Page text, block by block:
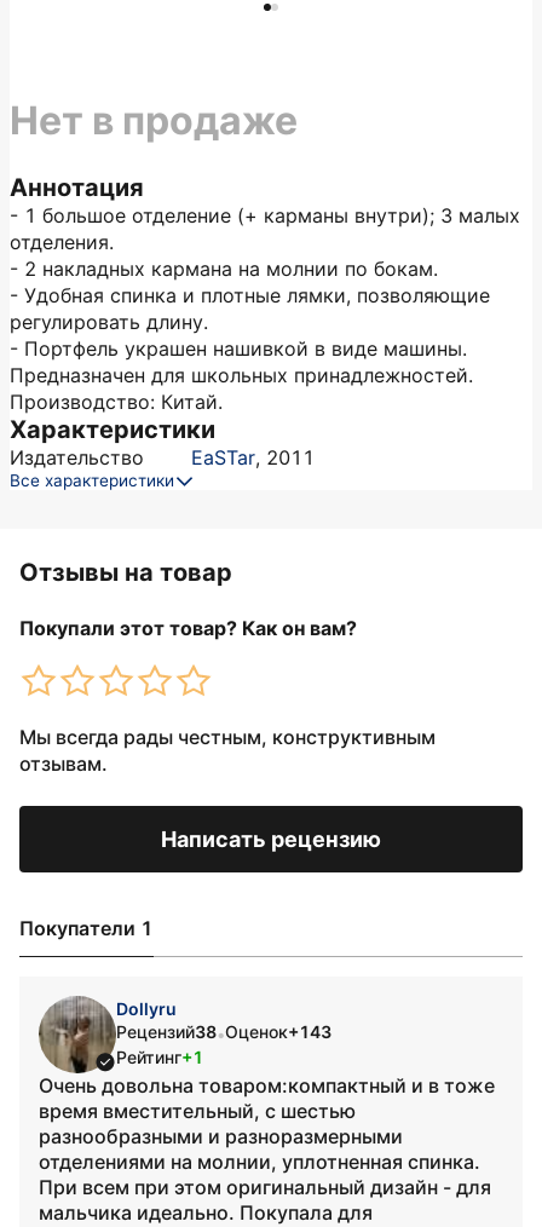
Аннотация
- 1 большое отделение (+ карманы внутри); 3 малых
отделения.
- 2 накладных кармана на молнии по бокам.
- Удобная спинка и плотные лямки, позволяющие
регулировать длину.
- Портфель украшен нашивкой в виде машины.
Предназначен для школьных принадлежностей.
Производство: Китай.
Характеристики
Издательство EaSTar, 2011
Все характеристики
Нет в продаже
Отзывы на товар
Покупали этот товар? Как он вам?
Мы всегда рады честным, конструктивным
отзывам.
Написать рецензию
Покупатели 1
Dollyru
Рецензий38•Оценок+143
Рейтинг+1
Очень довольна товаром:компактный и в тоже
время вместительный, с шестью
разнообразными и разноразмерными
отделениями на молнии, уплотненная спинка.
При всем при этом оригинальный дизайн - для
мальчика идеально. Покупала для